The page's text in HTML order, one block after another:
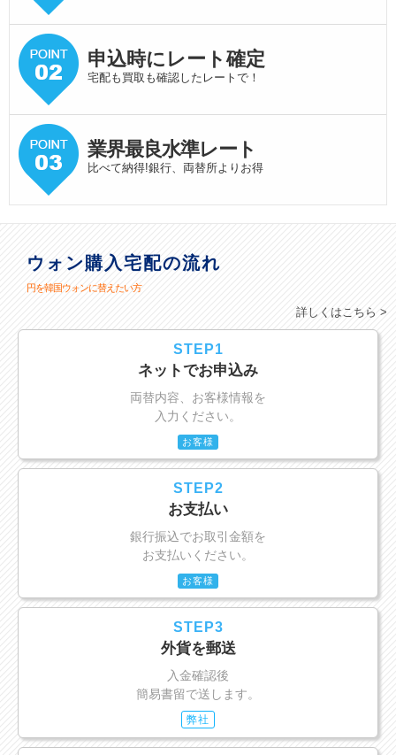
申込時にレート確定
宅配も買取も確認したレートで！
業界最良水準レート
比べて納得!銀行、両替所よりお得
ウォン購入宅配の流れ
円を韓国ウォンに替えたい方
詳しくはこちら >
STEP1
ネットでお申込み
両替内容、お客様情報を
入力ください。
お客様
STEP2
お支払い
銀行振込でお取引金額を
お支払いください。
お客様
STEP3
外貨を郵送
入金確認後
簡易書留で送します。
弊社